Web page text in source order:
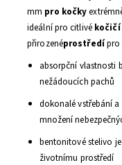
mm pro kočky
ideální pro citlivé
přirozenéprostředípro
absorpční vlastnosti
nežádoucích pachů
dokonalé vstřebání
množení
bentonitové stelivo
životnímu prostředí